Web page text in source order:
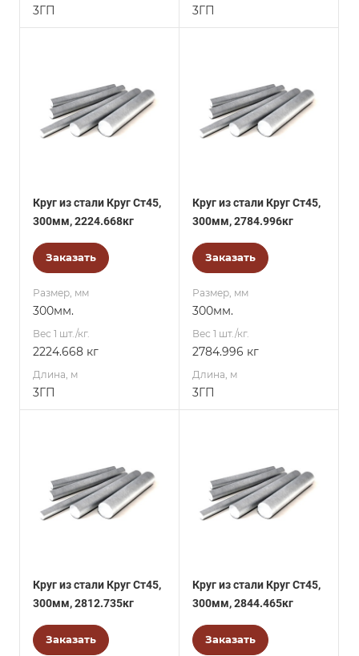
3ГП 3ГП
Круг из стали Круг Ст45,
300мм, 2224.668кг
Заказать
Размер, мм
300мм.
Вес 1 шт./кг.
2224.668 кг
Длина, м
3ГП
Круг из стали Круг Ст45,
300мм, 2784.996кг
Заказать
Размер, мм
300мм.
Вес 1 шт./кг.
2784.996 кг
Длина, м
3ГП
Круг из стали Круг Ст45,
300мм, 2812.735кг
Заказать
Круг из стали Круг Ст45,
300мм, 2844.465кг
Заказать